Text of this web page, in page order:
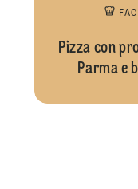
Pizza con
Parma e